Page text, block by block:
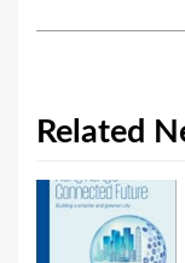
Related